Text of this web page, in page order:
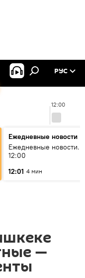
РУС
12:00
Ежедневные новости
Ежедневные новости.
12:00
12:01 4 мин
—